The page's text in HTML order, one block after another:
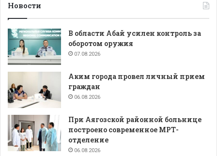
Новости
В области Абай усилен контроль за
оборотом оружия
07.08.2026
Аким города провел личный прием
граждан
06.08.2026
При Аягозской районной больнице
построено современное МРТ-
отделение
06.08.2026